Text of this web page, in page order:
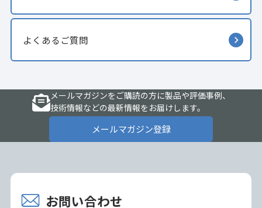
よくあるご質問
メールマガジンをご購読の方に製品や評価事例、
技術情報などの最新情報をお届けします。
メールマガジン登録
お問い合わせ